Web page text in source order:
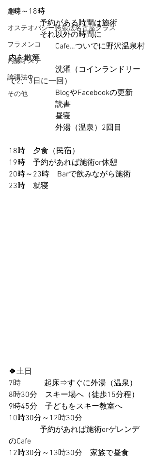
趣味
オステオパシー誇張法名古屋クラス
フラメンコ
内臓オステ
誇張法Φ
その他
9時～18時
予約がある時間は施術
それ以外の時間に
Cafe…ついでに野沢温泉村
内を散策
洗濯（コインランドリー
で2、3日に一回）
BlogやFacebookの更新
読書
昼寝
外湯（温泉）2回目
18時　夕食（民宿）
19時　予約があれば施術or休憩
20時～23時　Barで飲みながら施術
23時　就寝
🍀土日
7時　　　起床⇒すぐに外湯（温泉）
8時30分　スキー場へ（徒歩15分程）
9時45分　子どもをスキー教室へ
10時30分～12時30分
予約があれば施術orゲレンデ
のCafe
12時30分～13時30分　家族で昼食